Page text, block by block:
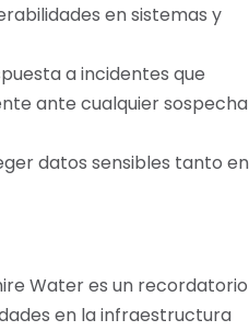
en sistemas y
a incidentes que
ante cualquier sospecha
datos sensibles tanto en
Water es un recordatorio
en la infraestructura